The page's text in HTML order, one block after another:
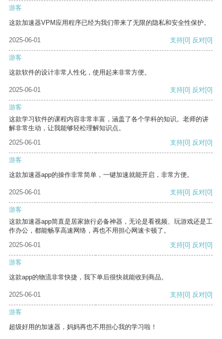
游客
这款加速器VPM应用程序已经为我们带来了无限的隐私和安全性保护。
2025-06-01 支持[0] 反对[0]
游客
这款软件的设计非常人性化，使用起来非常方便。
2025-06-01 支持[0] 反对[0]
游客
这款学习软件的课程内容非常丰富，涵盖了各个学科的知识。老师的讲
解非常生动，让我能够轻松理解知识点。
2025-06-01
支持[0] 反对[0]
游客
这款加速器app的操作非常简单，一键加速就能开启，非常方便。
2025-06-01 支持[0] 反对[0]
游客
这款加速器app简直是居家旅行必备神器，无论是看视频、玩游戏还是工
作办公，都能畅享高速网络，再也不用担心网速卡顿了。
2025-06-01
支持[0] 反对[0]
游客
这款app的物流非常快捷，我下单后很快就能收到商品。
2025-06-01 支持[0] 反对[0]
游客
超级好用的加速器，妈妈再也不用担心我的学习啦！